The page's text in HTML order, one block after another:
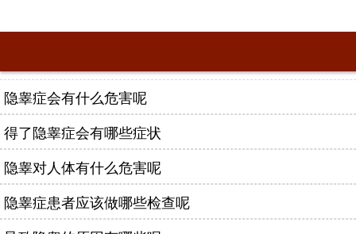
隐睾症会有什么危害呢
得了隐睾症会有哪些症状
隐睾对人体有什么危害呢
隐睾症患者应该做哪些检查呢